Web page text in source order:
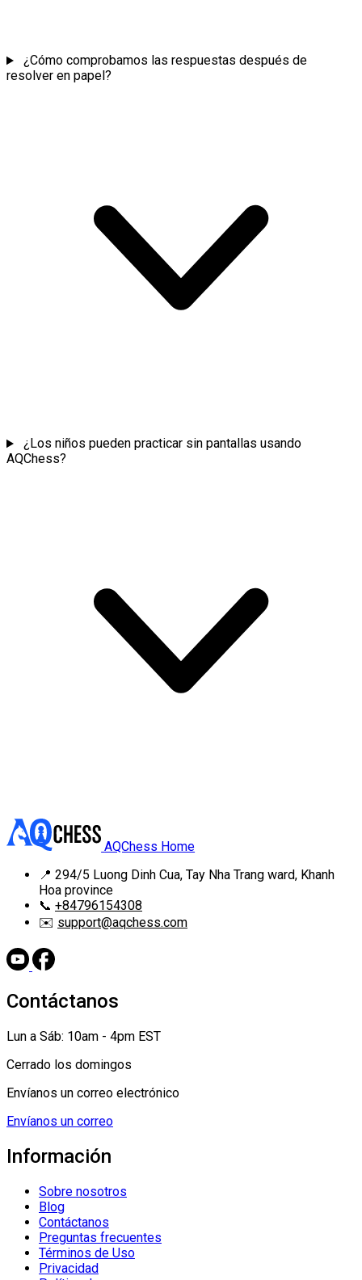
¿Cómo comprobamos las respuestas después de
resolver en papel?
¿Los niños pueden practicar sin pantallas usando
AQChess?
AQChess Home
📍 294/5 Luong Dinh Cua, Tay Nha Trang ward, Khanh
Hoa province
📞 +84796154308
✉️ support@aqchess.com
Contáctanos
Lun a Sáb: 10am - 4pm EST
Cerrado los domingos
Envíanos un correo electrónico
Envíanos un correo
Información
Sobre nosotros
Blog
Contáctanos
Preguntas frecuentes
Términos de Uso
Privacidad